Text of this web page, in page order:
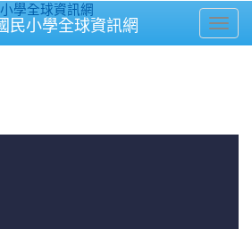
⏸
民小學全球資訊網